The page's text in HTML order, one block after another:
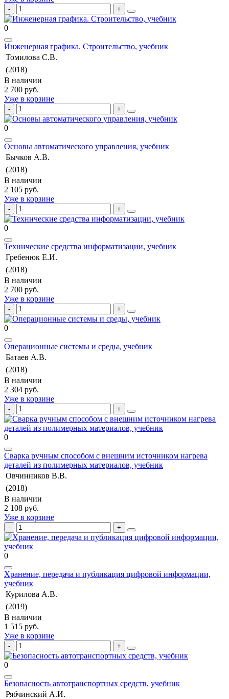
0
Инженерная графика. Строительство, учебник
Томилова С.В.
(2018)
В наличии
2 700 руб.
Уже в корзине
0
Основы автоматического управления, учебник
Бычков А.В.
(2018)
В наличии
2 105 руб.
Уже в корзине
0
Технические средства информатизации, учебник
Гребенюк Е.И.
(2018)
В наличии
2 700 руб.
Уже в корзине
0
Операционные системы и среды, учебник
Батаев А.В.
(2018)
В наличии
2 304 руб.
Уже в корзине
0
Сварка ручным способом с внешним источником нагрева
деталей из полимерных материалов, учебник
Овчинников В.В.
(2018)
В наличии
2 108 руб.
Уже в корзине
0
Хранение, передача и публикация цифровой информации,
учебник
Курилова А.В.
(2019)
В наличии
1 515 руб.
Уже в корзине
0
Безопасность автотранспортных средств, учебник
Рябчинский А.И.